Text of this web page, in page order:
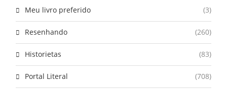
Meu livro preferido (3)
Resenhando (260)
Historietas (83)
Portal Literal (708)